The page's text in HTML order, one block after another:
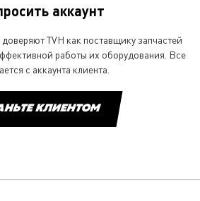
аккаунт
TVH как поставщику запчастей
работы их оборудования. Все
с аккаунта клиента.
КЛИЕНТОМ